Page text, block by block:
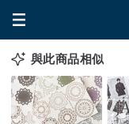
與此商品相似